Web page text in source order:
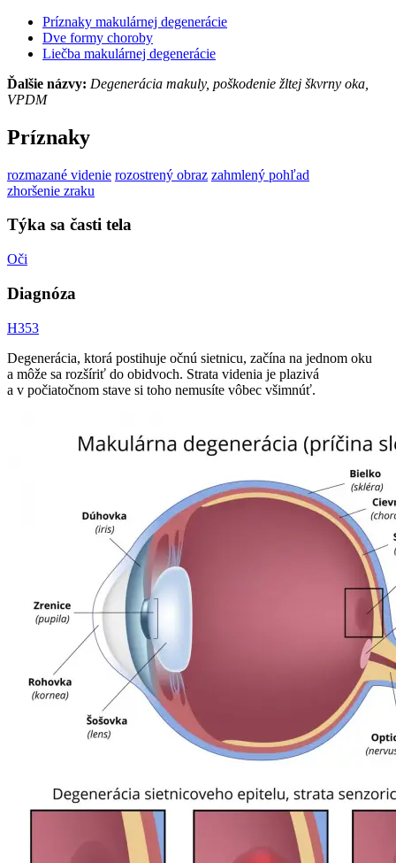
Príznaky makulárnej degenerácie
Dve formy choroby
Liečba makulárnej degenerácie
Ďalšie názvy: Degenerácia makuly, poškodenie žltej škvrny oka,
VPDM
Príznaky
rozmazané videnie rozostrený obraz zahmlený pohľad
zhoršenie zraku
Týka sa časti tela
Oči
Diagnóza
H353
Degenerácia, ktorá postihuje očnú sietnicu, začína na jednom oku
a môže sa rozšíriť do obidvoch. Strata videnia je plazivá
a v počiatočnom stave si toho nemusíte vôbec všimnúť.